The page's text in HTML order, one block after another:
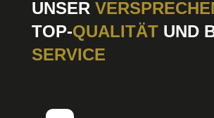
UNSER
TOP-QUALITÄTUND
SERVICE